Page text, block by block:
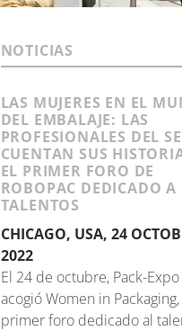
NOTICIAS
LAS MUJERES EN EL
DEL EMBALAJE: LAS
PROFESIONALES DEL
CUENTAN SUS
EL PRIMER FORO DE
ROBOPAC DEDICADO A
TALENTOS
CHICAGO, USA, 24
2022
El 24 de octubre, Pack-
acogió Women in
primer foro dedicado al